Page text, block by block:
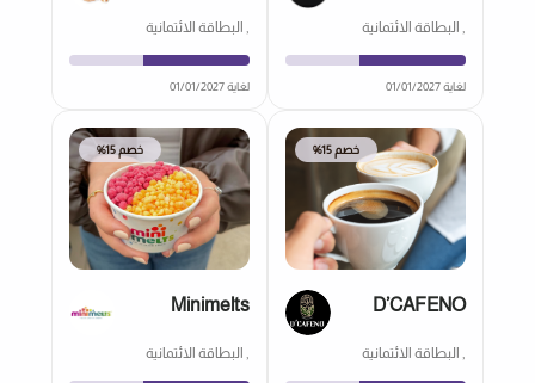
, البطاقة الائتمانية
لغاية 01/01/2027
, البطاقة الائتمانية
لغاية 01/01/2027
خصم 15%
D’CAFENO
, البطاقة الائتمانية
خصم 15%
Minimelts
, البطاقة الائتمانية